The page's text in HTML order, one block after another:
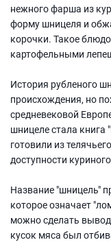
нежного фарша из
форму шницеля и
корочки. Такое
картофельными
История рубленого
происхождения, но
средневековой
шницеле стала книга
готовили из
доступности
Название "шницель"
которое означает
можно сделать
кусок мяса был